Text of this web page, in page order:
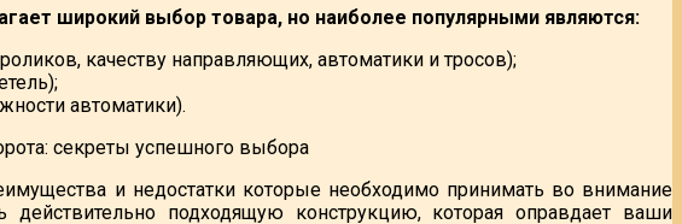
широкий выбор товара, но наиболее популярными являются:
качеству направляющих, автоматики и тросов);
автоматики).
и недостатки которые необходимо принимать во внимание
подходящую конструкцию, которая оправдает ваши